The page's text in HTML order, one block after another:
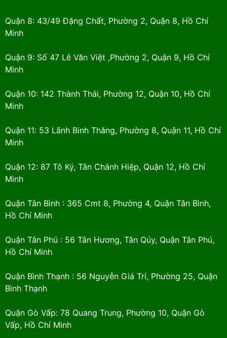
Quận 8: 43/49 Đặng Chất, Phường 2, Quận 8, Hồ Chí
Minh
Quận 9: Số 47 Lê Văn Việt ,Phường 2, Quận 9, Hồ Chí
Minh
Quận 10: 142 Thành Thái, Phường 12, Quận 10, Hồ Chí
Minh
Quận 11: 53 Lãnh Binh Thăng, Phường 8, Quận 11, Hồ Chí
Minh
Quận 12: 87 Tô Ký, Tân Chánh Hiệp, Quận 12, Hồ Chí
Minh
Quận Tân Bình : 365 Cmt 8, Phường 4, Quận Tân Bình,
Hồ Chí Minh
Quận Tân Phú : 56 Tân Hương, Tân Qúy, Quận Tân Phú,
Hồ Chí Minh
Quận Bình Thạnh : 56 Nguyễn Giá Trí, Phường 25, Quận
Bình Thạnh
Quận Gò Vấp: 78 Quang Trung, Phường 10, Quận Gò
Vấp, Hồ Chí Minh